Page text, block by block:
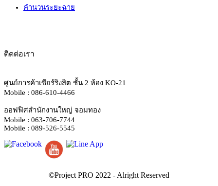
คำนวนระยะฉาย
ติดต่อเรา
ศูนย์การค้าเซียร์ริงสิต ชั้น 2 ห้อง KO-21
Mobile : 086-610-4466
ออฟฟิศสำนักงานใหญ่ จอมทอง
Mobile : 063-706-7744
Mobile : 089-526-5545